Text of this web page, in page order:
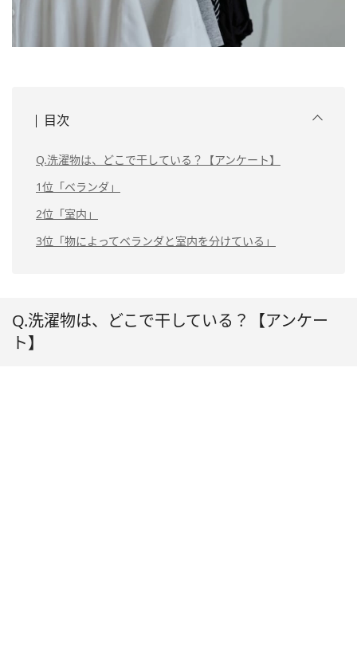
目次
Q.洗濯物は、どこで干している？【アンケート】
1位「ベランダ」
2位「室内」
3位「物によってベランダと室内を分けている」
Q.洗濯物は、どこで干している？【アンケー
ト】